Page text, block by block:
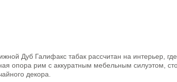
Дуб Галифакс табак рассчитан на интерьер,
опора рим с аккуратным мебельным силуэтом,
декора.